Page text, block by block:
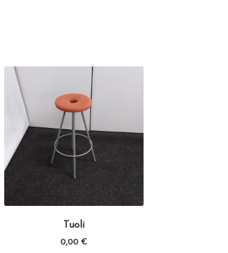
Tuoli
0,00 €